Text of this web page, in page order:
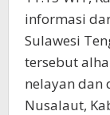
informasi
Sulawesi
tersebut
nelayan dan
Nusalaut,